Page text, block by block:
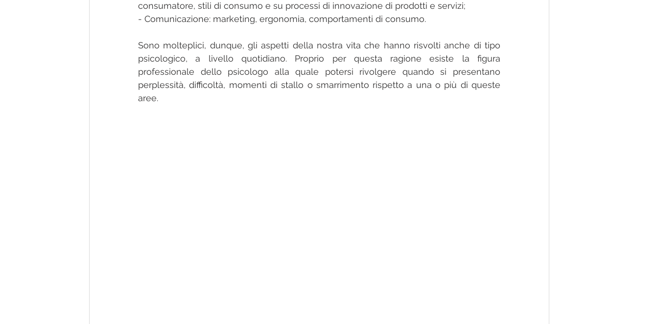
consumatore, stili di consumo e su processi di innovazione di prodotti e servizi;
- Comunicazione: marketing, ergonomia, comportamenti di consumo.
Sono molteplici, dunque, gli aspetti della nostra vita che hanno risvolti anche di tipo
psicologico, a livello quotidiano. Proprio per questa ragione esiste la figura
professionale dello psicologo alla quale potersi rivolgere quando si presentano
perplessità, difficoltà, momenti di stallo o smarrimento rispetto a una o più di queste
aree.